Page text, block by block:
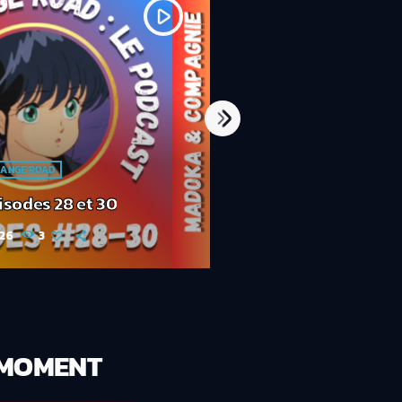
play_arrow
ROAD
26 et 27
3